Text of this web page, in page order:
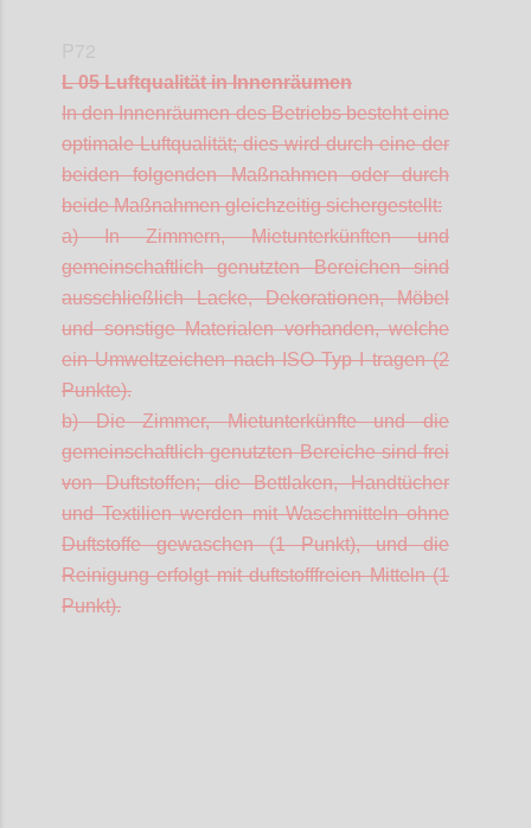
L 05 Luftqualität in Innenräumen
In den Innenräumen des Betriebs besteht eine
optimale Luftqualität; dies wird durch eine der
beiden folgenden Maßnahmen oder durch
beide Maßnahmen gleichzeitig sichergestellt:
a) In Zimmern, Mietunterkünften und
gemeinschaftlich genutzten Bereichen sind
ausschließlich Lacke, Dekorationen, Möbel
und sonstige Materialen vorhanden, welche
ein Umweltzeichen nach ISO Typ I tragen (2
Punkte).
b) Die Zimmer, Mietunterkünfte und die
gemeinschaftlich genutzten Bereiche sind frei
von Duftstoffen; die Bettlaken, Handtücher
und Textilien werden mit Waschmitteln ohne
Duftstoffe gewaschen (1 Punkt), und die
Reinigung erfolgt mit duftstofffreien Mitteln (1
Punkt).